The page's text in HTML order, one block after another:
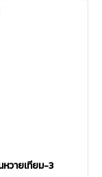
หวายเทียม-3